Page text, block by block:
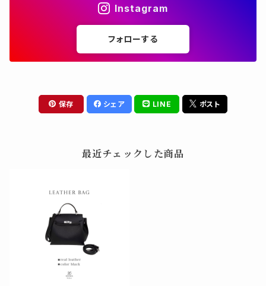
Instagram
フォローする
保存 シェア LINE ポスト
最近チェックした商品